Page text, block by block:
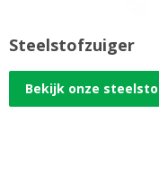
Steelstofzuiger
Bekijk onze